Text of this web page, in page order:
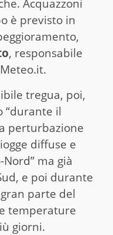
Acquazzoni
è previsto in
, responsabile
tregua, poi,
“durante il
perturbazione
diffuse e
ma già
e poi durante
parte del
temperature
giorni.